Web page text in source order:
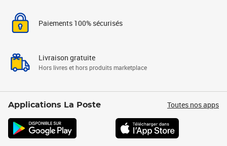
Paiements 100% sécurisés
Livraison gratuite
Hors livres et hors produits marketplace
Applications La Poste Toutes nos apps